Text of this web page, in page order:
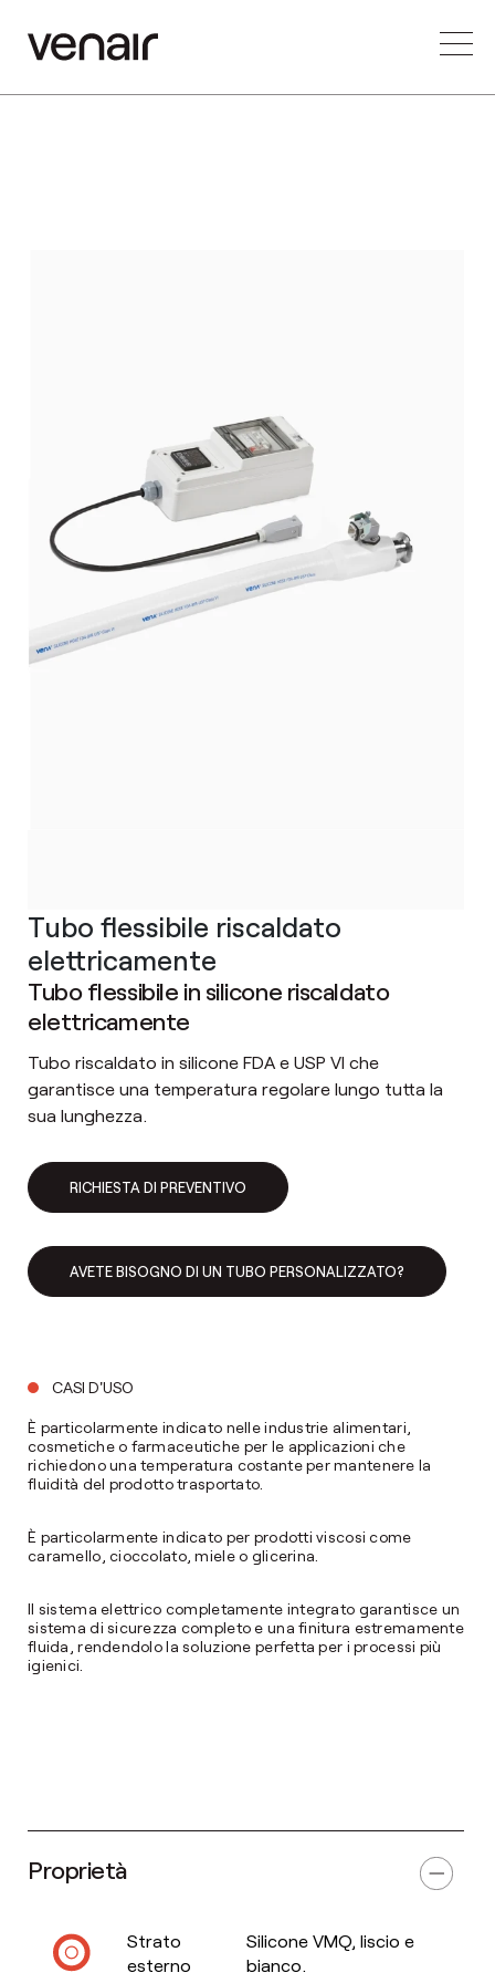
Tubo flessibile riscaldato
elettricamente
Tubo flessibile in silicone riscaldato
elettricamente
Tubo riscaldato in silicone FDA e USP VI che
garantisce una temperatura regolare lungo tutta la
sua lunghezza.
RICHIESTA DI PREVENTIVO
AVETE BISOGNO DI UN TUBO PERSONALIZZATO?
CASI D'USO
È particolarmente indicato nelle industrie alimentari,
cosmetiche o farmaceutiche per le applicazioni che
richiedono una temperatura costante per mantenere la
fluidità del prodotto trasportato.
È particolarmente indicato per prodotti viscosi come
caramello, cioccolato, miele o glicerina.
Il sistema elettrico completamente integrato garantisce un
sistema di sicurezza completo e una finitura estremamente
fluida, rendendolo la soluzione perfetta per i processi più
igienici.
Proprietà
Strato
esterno
Silicone VMQ, liscio e
bianco.